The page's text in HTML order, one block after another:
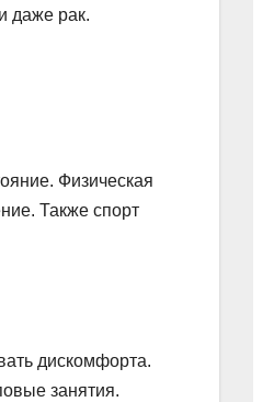
даже рак.
Физическая
Также спорт
дискомфорта.
занятия.